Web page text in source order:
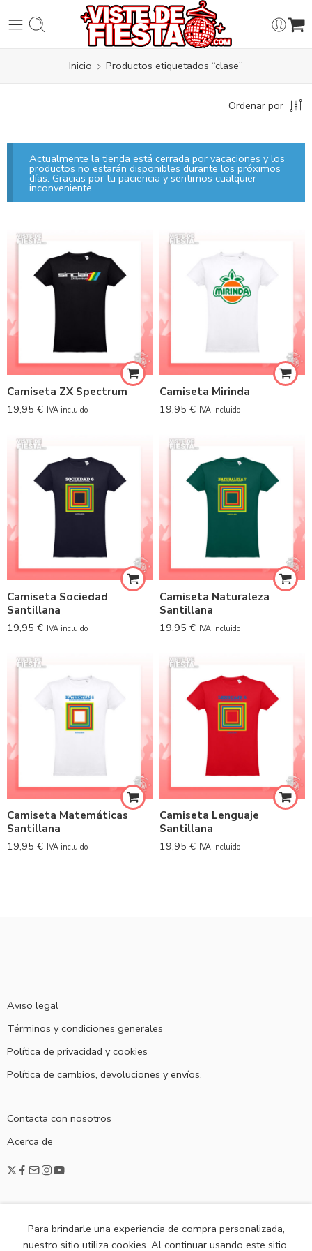
Inicio Productos etiquetados “clase”
Ordenar por
Actualmente la tienda está cerrada por vacaciones y los
productos no estarán disponibles durante los próximos
días. Gracias por tu paciencia y sentimos cualquier
inconveniente.
Camiseta ZX Spectrum
19,95 € IVA incluido
Camiseta Mirinda
19,95 € IVA incluido
Camiseta Sociedad
Santillana
19,95 € IVA incluido
Camiseta Naturaleza
Santillana
19,95 € IVA incluido
Camiseta Matemáticas
Santillana
19,95 € IVA incluido
Camiseta Lenguaje
Santillana
19,95 € IVA incluido
Aviso legal
Términos y condiciones generales
Política de privacidad y cookies
Política de cambios, devoluciones y envíos.
Contacta con nosotros
Acerca de
Para brindarle una experiencia de compra personalizada,
nuestro sitio utiliza cookies. Al continuar usando este sitio,